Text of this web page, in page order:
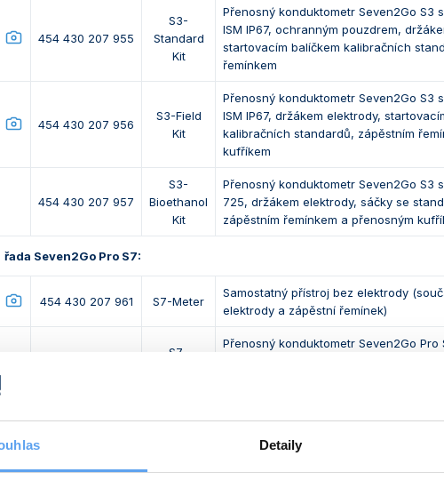
Detaily
454 430 207 955
S3-
Standard
Kit
Přenosný konduktometr Seven2Go S3
ISM IP67, ochranným pouzdrem,
startovacím balíčkem kalibračních
řemínkem
454 430 207 956
S3-Field
Kit
Přenosný konduktometr Seven2Go S3
ISM IP67, držákem elektrody,
kalibračních standardů, zápěstním
kufříkem
454 430 207 957
S3-
Bioethanol
Kit
Přenosný konduktometr Seven2Go S3
725, držákem elektrody, sáčky se
zápěstním řemínkem a přenosným
řada Seven2Go Pro S7:
454 430 207 961 S7-Meter
Samostatný přístroj bez elektrody
elektrody a zápěstní řemínek)
S7-
Přenosný konduktometr Seven2Go Pro
738 ISM IP67, držákem elektrody,